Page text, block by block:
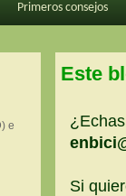
Primeros consejos
Este
Si
e